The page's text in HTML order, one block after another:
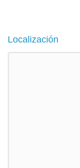
Localización